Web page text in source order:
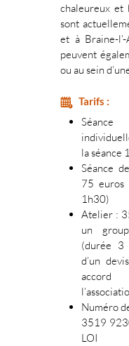
chaleureux et
sont
et à Braine-
peuvent
ou au sein
Tarifs :
la séance
Séance
75 euros
1h30)
Atelier :
un
(durée 3
d’un
Numéro
3519
LOI